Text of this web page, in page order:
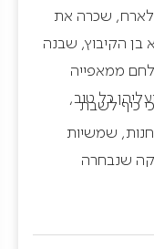
לארח, שכרה את
בן הקיבוץ, שבנה
לחם ממאפייה
כל טוב,
כיף לשבת
שמשיות
שנבחרה